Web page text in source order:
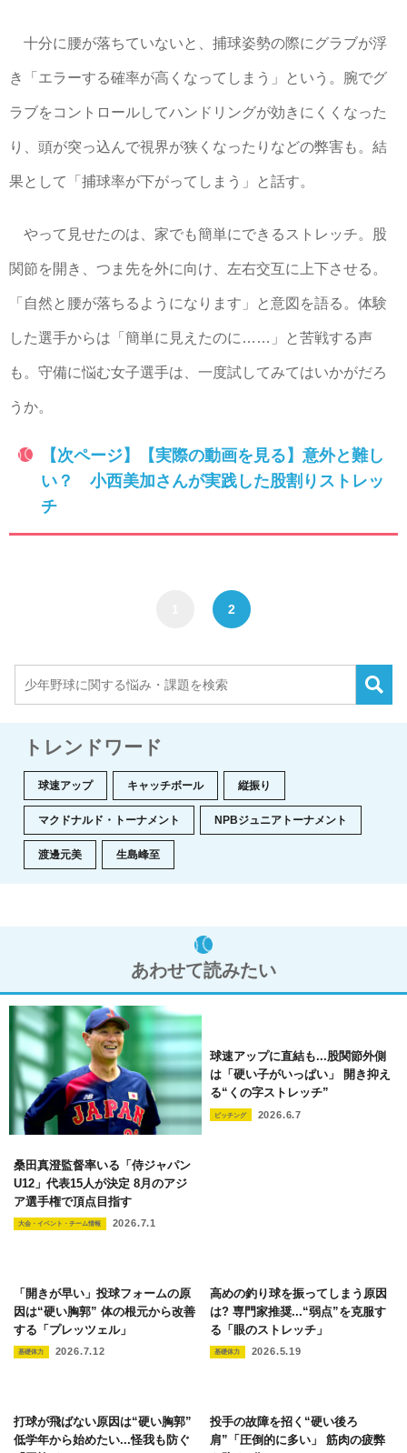
十分に腰が落ちていないと、捕球姿勢の際にグラブが浮
き「エラーする確率が高くなってしまう」という。腕でグ
ラブをコントロールしてハンドリングが効きにくくなった
り、頭が突っ込んで視界が狭くなったりなどの弊害も。結
果として「捕球率が下がってしまう」と話す。
やって見せたのは、家でも簡単にできるストレッチ。股
関節を開き、つま先を外に向け、左右交互に上下させる。
「自然と腰が落ちるようになります」と意図を語る。体験
した選手からは「簡単に見えたのに……」と苦戦する声
も。守備に悩む女子選手は、一度試してみてはいかがだろ
うか。
【次ページ】【実際の動画を見る】意外と難し
い？ 小西美加さんが実践した股割りストレッ
チ
2
トレンドワード
球速アップ キャッチボール 縦振り
マクドナルド・トーナメント NPBジュニアトーナメント
渡邊元美 生島峰至
あわせて読みたい
桑田真澄監督率いる「侍ジャパン
U12」代表15人が決定 8月のアジ
ア選手権で頂点目指す
大会・イベント・チーム情報 2026.7.1
球速アップに直結も...股関節外側
は「硬い子がいっぱい」 開き抑え
る“くの字ストレッチ”
ピッチング 2026.6.7
「開きが早い」投球フォームの原
因は“硬い胸郭” 体の根元から改善
する「プレッツェル」
基礎体力 2026.7.12
高めの釣り球を振ってしまう原因
は? 専門家推奨...“弱点”を克服す
る「眼のストレッチ」
基礎体力 2026.5.19
打球が飛ばない原因は“硬い胸郭”
低学年から始めたい...怪我も防ぐ
投手の故障を招く“硬い後ろ
肩”「圧倒的に多い」 筋肉の疲弊